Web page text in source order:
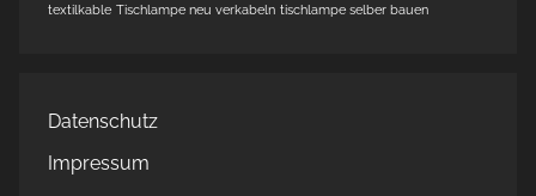
textilkable Tischlampe neu verkabeln tischlampe selber bauen
Datenschutz
Impressum